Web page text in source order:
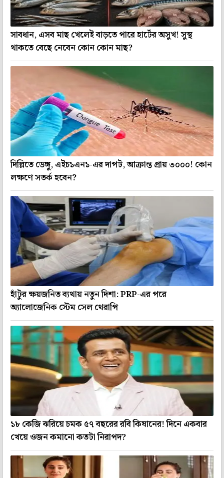
সাবধান, এসব মাছ খেলেই বাড়তে পারে হার্টের অসুখ! সুস্থ
থাকতে বেছে নেবেন কোন কোন মাছ?
দিল্লিতে ডেঙ্গু, এইচ১এন১-এর দাপট, আক্রান্ত প্রায় ৩০০০! কোন
লক্ষণে সতর্ক হবেন?
হাঁটুর ক্ষয়জনিত ব্যথায় নতুন দিশা: PRP-এর পরে
অ্যালোজেনিক স্টেম সেল থেরাপি
১৮ কেজি ঝরিয়ে চমক ৫৭ বছরের রবি কিষানের! দিনে একবার
খেয়ে ওজন কমানো কতটা নিরাপদ?